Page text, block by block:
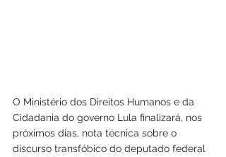
O Ministério dos Direitos Humanos e da
Cidadania do governo Lula finalizará, nos
próximos dias, nota técnica sobre o
discurso transfóbico do deputado federal